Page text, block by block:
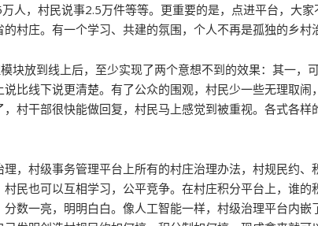
人，村民说事2.5万件等等。更重要的是，点进平台，大
村庄。有一个学习、共建的氛围，个人不再是孤独的乡村
块放到线上后，至少实现了两个意想不到的效果：其一，
比线下说更清楚。有了公众的围观，村民少一些无理取闹
村干部很快能做回复，村民马上感觉到被重视。各式各样
，村级事务管理平台上所有的村庄治理办法，村规民约、
民也可以互相学习，公平竞争。在村庄积分平台上，谁的
数一亮，明明白白。像人工智能一样，村级治理平台内嵌